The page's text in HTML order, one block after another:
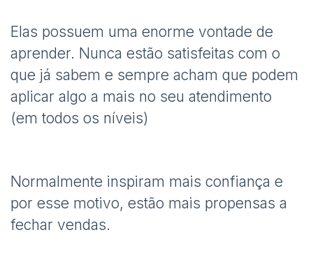
Elas possuem uma enorme vontade de
aprender. Nunca estão satisfeitas com o
que já sabem e sempre acham que podem
aplicar algo a mais no seu atendimento
(em todos os níveis)
Normalmente inspiram mais confiança e
por esse motivo, estão mais propensas a
fechar vendas.